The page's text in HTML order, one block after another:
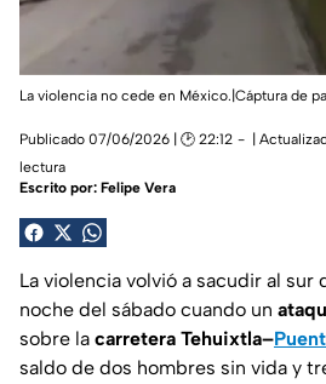
La violencia no cede en México.|Cáptura de
Publicado 07/06/2026 | 🕑 22:12 |
lectura
Escrito por: Felipe Vera
La violencia volvió a sacudir al sur
noche del sábado cuando un
sobre la carretera Tehuixtla–
saldo de dos hombres sin vida y